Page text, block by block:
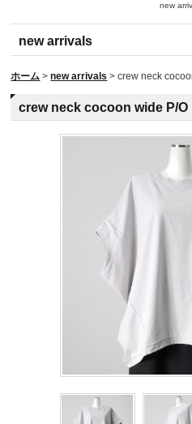
new
new arrivals
ホーム > new arrivals > crew neck
crew neck cocoon wide P/